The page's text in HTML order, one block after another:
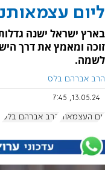
ליום
בארץ ישראל ישנה
זוכה ומאמץ את דרך
לשמה.
הרב אברהם בלס
13.05.24, 7:45
יום העצמאות הרב אברהם בלס